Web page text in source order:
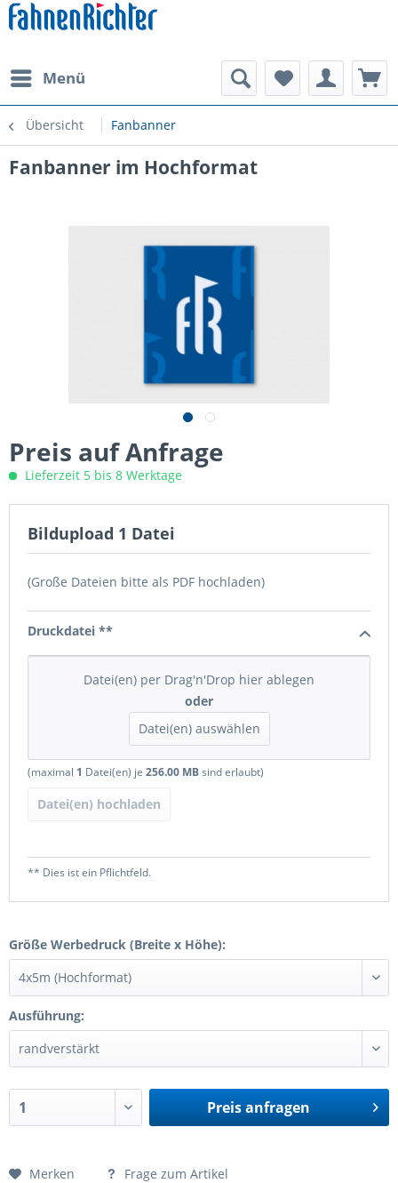
Menü
Übersicht Fanbanner
Fanbanner im Hochformat
Preis auf Anfrage
Lieferzeit 5 bis 8 Werktage
Bildupload 1 Datei
(Große Dateien bitte als PDF hochladen)
Druckdatei **
Datei(en) per Drag'n'Drop hier ablegen
oder
Datei(en) auswählen
(maximal 1 Datei(en) je 256.00 MBsind erlaubt)
Datei(en) hochladen
** Dies ist ein Pflichtfeld.
Größe Werbedruck (Breite x Höhe):
Ausführung:
Preis anfragen
Preis anfragen
Merken Frage zum Artikel